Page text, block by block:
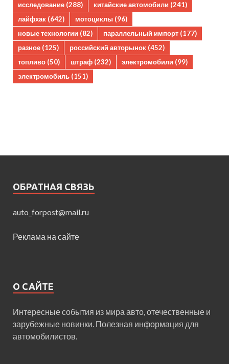
исследование (288) китайские автомобили (241)
лайфхак (642) мотоциклы (96)
новые технологии (82) параллельный импорт (177)
разное (125) российский авторынок (452)
топливо (50) штраф (232) электромобили (99)
электромобиль (151)
ОБРАТНАЯ СВЯЗЬ
auto_forpost@mail.ru
Реклама на сайте
О САЙТЕ
Интересные события из мира авто, отечественные и
зарубежные новинки. Полезная информация для
автомобилистов.